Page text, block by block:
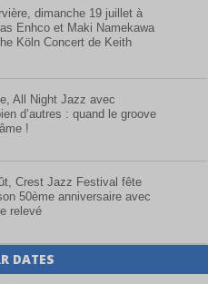
dimanche 19 juillet à
Enhco et Maki Namekawa
Köln Concert de Keith
All Night Jazz avec
d’autres : quand le groove
!
Crest Jazz Festival fête
50ème anniversaire avec
relevé
DATES